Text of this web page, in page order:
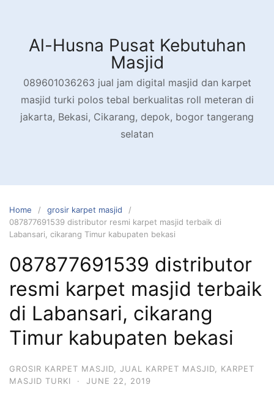
contentAl-Husna Pusat Kebutuhan
Masjid
089601036263 jual jam digital masjid dan karpet
masjid turki polos tebal berkualitas roll meteran di
jakarta, Bekasi, Cikarang, depok, bogor tangerang
selatan
Home
grosir karpet masjid
087877691539 distributor resmi karpet masjid terbaik di
Labansari, cikarang Timur kabupaten bekasi
087877691539 distributor
resmi karpet masjid terbaik
di Labansari, cikarang
Timur kabupaten bekasi
GROSIR KARPET MASJID JUAL KARPET MASJID
KARPET
MASJID TURKI
· JUNE 22, 2019